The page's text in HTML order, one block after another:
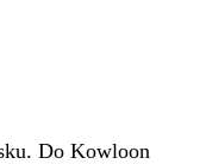
Do Kowloon